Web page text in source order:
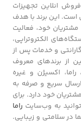
انلاین تجهیزات
است. این برند با هدف
خود، فعالیت
الکتروتراپی،
و خدمات پس از
از برندهای معروف
اکسیژن و غیره
سریع و صرفه به
خود دارد. برای
به وب‌سایت راما
در سلامتی و زیبایی.